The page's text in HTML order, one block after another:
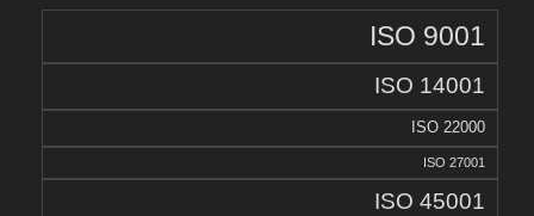
ISO 9001
ISO 14001
ISO 22000
ISO 27001
ISO 45001